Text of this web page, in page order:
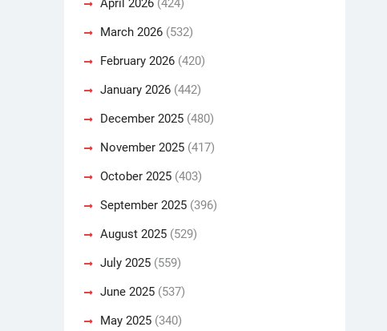
April 2026 (424)
March 2026 (532)
February 2026 (420)
January 2026 (442)
December 2025 (480)
November 2025 (417)
October 2025 (403)
September 2025 (396)
August 2025 (529)
July 2025 (559)
June 2025 (537)
May 2025 (340)